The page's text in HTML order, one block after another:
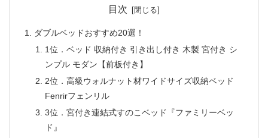
目次
ダブルベッドおすすめ20選！
1位．ベッド 収納付き 引き出し付き 木製 宮付き シ
ンプル モダン【前板付き】
2位．高級ウォルナット材ワイドサイズ収納ベッド
Fenrirフェンリル
3位．宮付き連結式すのこベッド『ファミリーベッ
ド』